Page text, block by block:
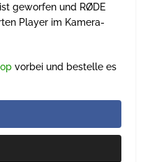
geworfen und RØDE
Player im Kamera-
vorbei und bestelle es